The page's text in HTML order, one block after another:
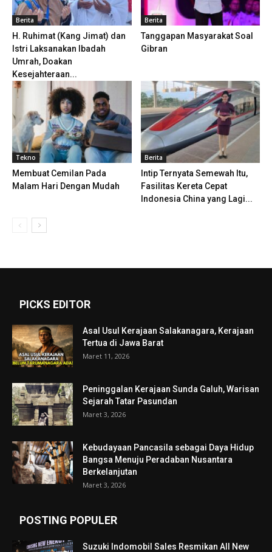
Berita
H. Ruhimat (Kang Jimat) dan
Istri Laksanakan Ibadah
Umrah, Doakan
Kesejahteraan...
Berita
Tanggapan Masyarakat Soal
Gibran
Tekno
Membuat Cemilan Pada
Malam Hari Dengan Mudah
Berita
Intip Ternyata Semewah Itu,
Fasilitas Kereta Cepat
Indonesia China yang Lagi...
PICKS EDITOR
Asal Usul Kerajaan Salakanagara, Kerajaan
Tertua di Jawa Barat
Maret 11, 2026
Peninggalan Kerajaan Sunda Galuh, Warisan
Sejarah Tatar Pasundan
Maret 3, 2026
Kebudayaan Pancasila sebagai Daya Hidup
Bangsa Menuju Peradaban Nusantara
Berkelanjutan
Maret 3, 2026
POSTING POPULER
Suzuki Indomobil Sales Resmikan All New